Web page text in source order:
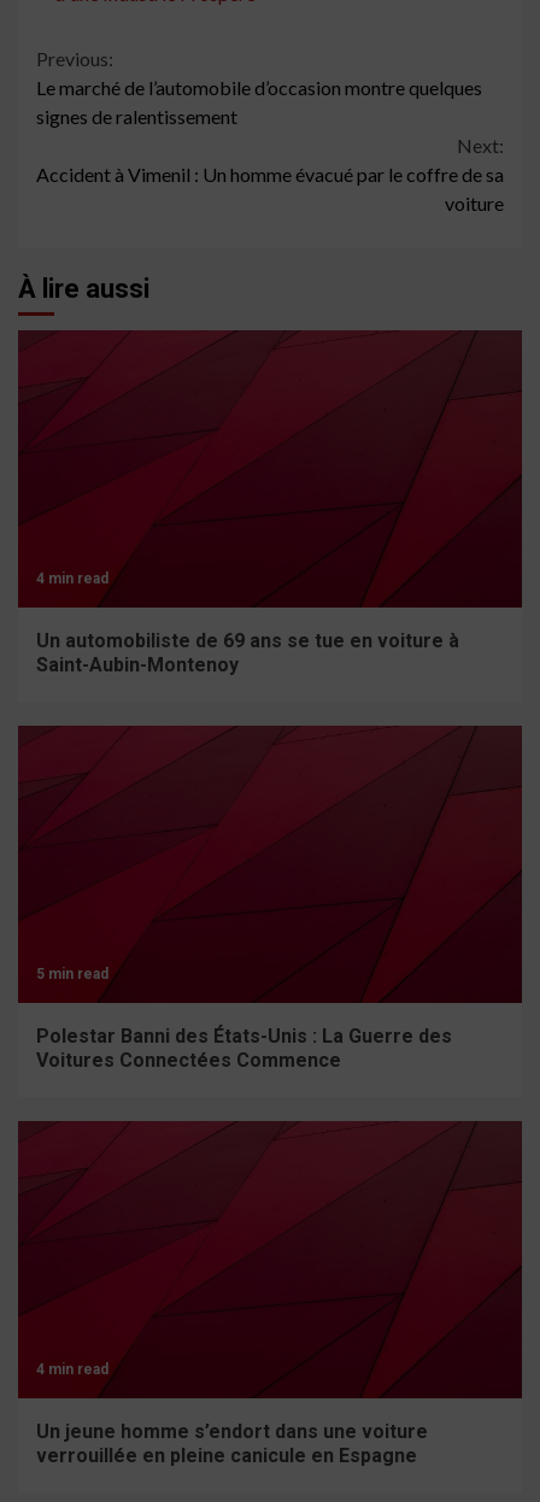
Continue
Reading
Previous:
Le marché de l’automobile d’occasion montre quelques
signes de ralentissement
Next:
Accident à Vimenil : Un homme évacué par le coffre de sa
voiture
À lire aussi
4 min read
Un automobiliste de 69 ans se tue en voiture à
Saint-Aubin-Montenoy
5 min read
Polestar Banni des États-Unis : La Guerre des
Voitures Connectées Commence
4 min read
Un jeune homme s’endort dans une voiture
verrouillée en pleine canicule en Espagne